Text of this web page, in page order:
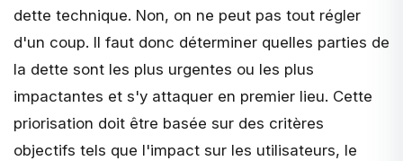
dette technique. Non, on ne peut pas tout régler
d'un coup. Il faut donc déterminer quelles parties de
la dette sont les plus urgentes ou les plus
impactantes et s'y attaquer en premier lieu. Cette
priorisation doit être basée sur des critères
objectifs tels que l'impact sur les utilisateurs, le